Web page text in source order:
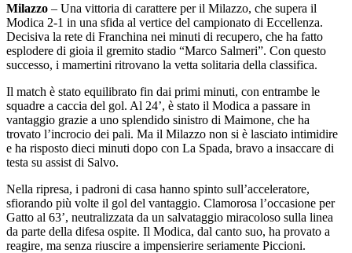
Milazzo – Una vittoria di carattere per il Milazzo, che supera il
Modica 2-1 in una sfida al vertice del campionato di Eccellenza.
Decisiva la rete di Franchina nei minuti di recupero, che ha fatto
esplodere di gioia il gremito stadio “Marco Salmeri”. Con questo
successo, i mamertini ritrovano la vetta solitaria della classifica.
Il match è stato equilibrato fin dai primi minuti, con entrambe le
squadre a caccia del gol. Al 24’, è stato il Modica a passare in
vantaggio grazie a uno splendido sinistro di Maimone, che ha
trovato l’incrocio dei pali. Ma il Milazzo non si è lasciato intimidire
e ha risposto dieci minuti dopo con La Spada, bravo a insaccare di
testa su assist di Salvo.
Nella ripresa, i padroni di casa hanno spinto sull’acceleratore,
sfiorando più volte il gol del vantaggio. Clamorosa l’occasione per
Gatto al 63’, neutralizzata da un salvataggio miracoloso sulla linea
da parte della difesa ospite. Il Modica, dal canto suo, ha provato a
reagire, ma senza riuscire a impensierire seriamente Piccioni.